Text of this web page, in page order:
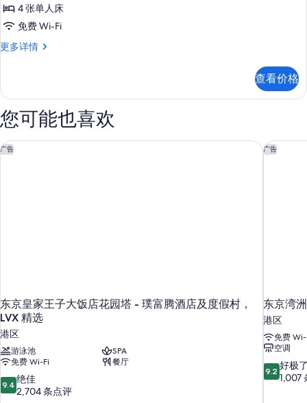
所
照
更
多
信
息
市
观
View)
的
所
有
照
4 张单人床
免费 Wi-Fi
更多详情
套
景
观
(Ginza
View)
更
多
查看价格
您可能也喜欢
广告
东京皇家王子大饭店花园塔 - 璞富腾酒店及度假村，
LVX 精选
港区
游泳池
SPA
免费 Wi-Fi
餐厅
9.4
分，
9.4 绝佳
2,704 条点评
东京皇家王子大饭店花园塔 - 璞富腾酒店及度假村，LVX 精选
广告
东京湾
港区
免费
空调
9.2
分，
9.2 好极
1,007
东京湾